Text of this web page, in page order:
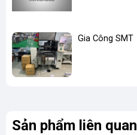
Gia Công SMT
Sản phẩm liên quan